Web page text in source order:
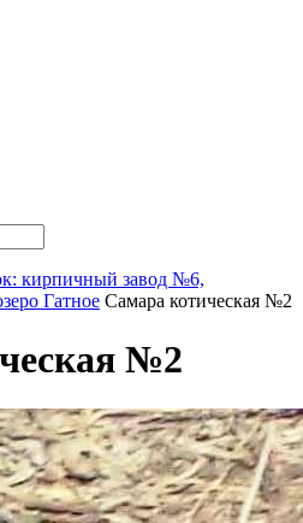
кирпичный завод №6,
Гатное Самара котическая №2
№2